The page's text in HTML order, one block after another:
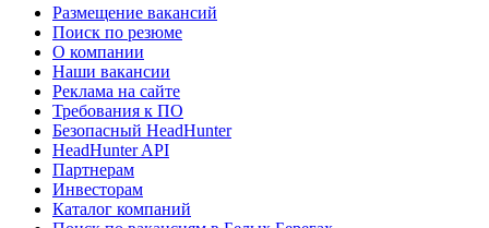
Размещение вакансий
Поиск по резюме
О компании
Наши вакансии
Реклама на сайте
Требования к ПО
Безопасный HeadHunter
HeadHunter API
Партнерам
Инвесторам
Каталог компаний